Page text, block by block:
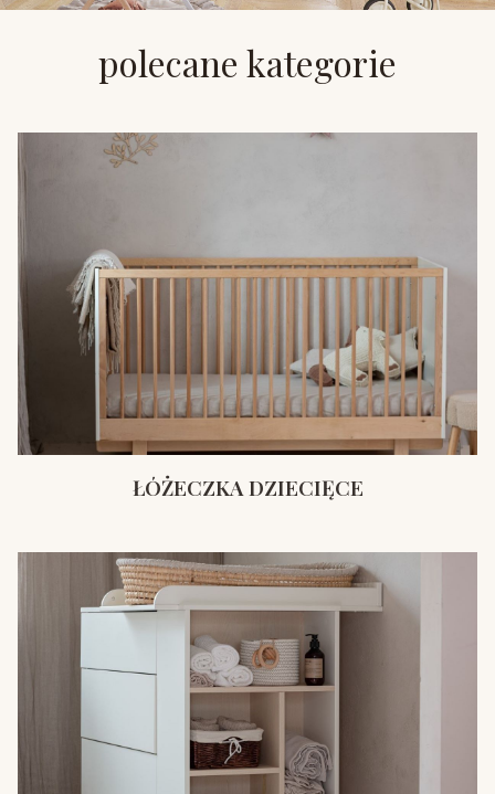
polecane kategorie
ŁÓŻECZKA DZIECIĘCE